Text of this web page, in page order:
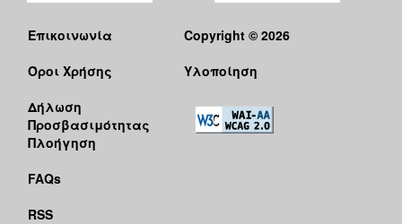
Επικοινωνία
Όροι Χρήσης
Δήλωση
Προσβασιμότητας
Πλοήγηση
FAQs
RSS
Copyright © 2026
Υλοποίηση